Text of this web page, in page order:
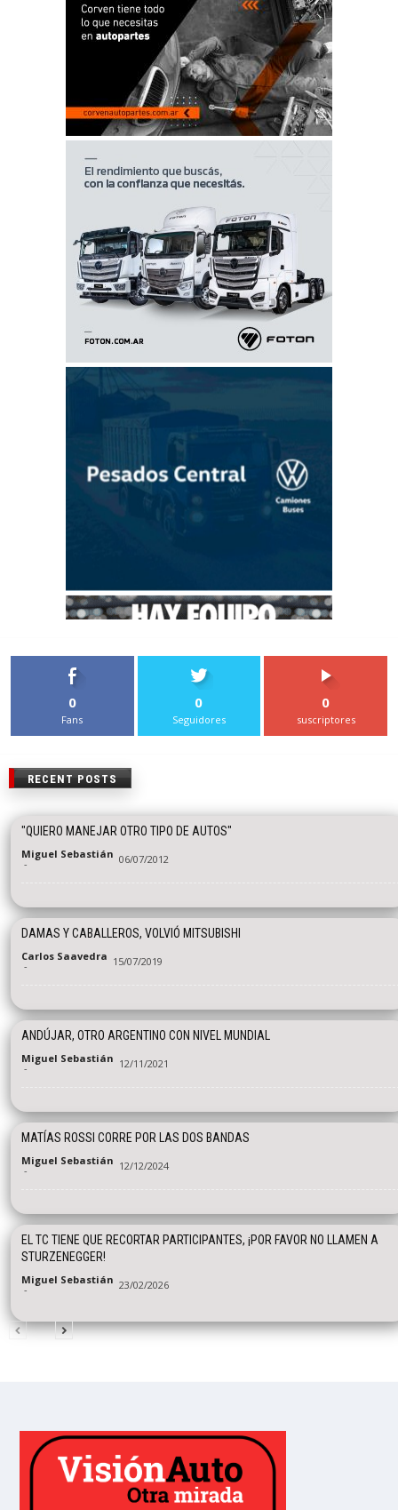
0
Fans
0
Seguidores
0
suscriptores
RECENT POSTS
"QUIERO MANEJAR OTRO TIPO DE AUTOS"
Miguel Sebastián
- 06/07/2012
DAMAS Y CABALLEROS, VOLVIÓ MITSUBISHI
Carlos Saavedra
- 15/07/2019
ANDÚJAR, OTRO ARGENTINO CON NIVEL MUNDIAL
Miguel Sebastián
- 12/11/2021
MATÍAS ROSSI CORRE POR LAS DOS BANDAS
Miguel Sebastián
- 12/12/2024
EL TC TIENE QUE RECORTAR PARTICIPANTES, ¡POR FAVOR NO LLAMEN A
STURZENEGGER!
Miguel Sebastián
- 23/02/2026